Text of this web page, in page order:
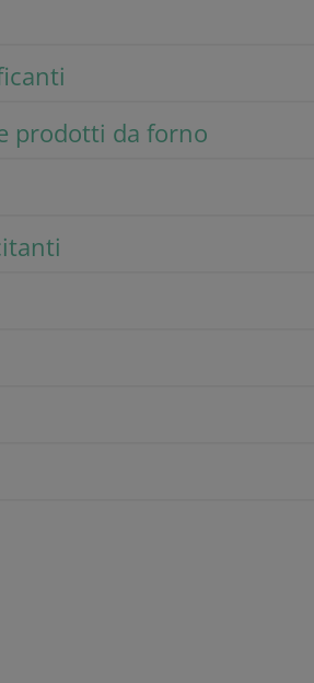
prodotti da forno